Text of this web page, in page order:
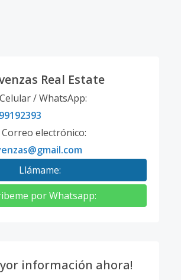
Real Estate
Celular / WhatsApp:
Correo electrónico:
Llámame:
por Whatsapp:
información ahora!